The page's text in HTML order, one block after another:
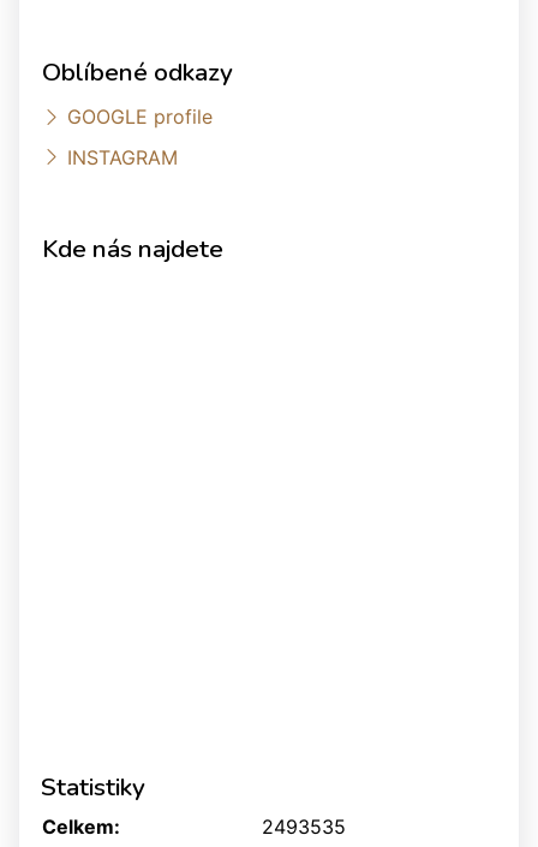
Oblíbené odkazy
GOOGLE profile
INSTAGRAM
Kde nás najdete
Statistiky
Celkem:
2493535